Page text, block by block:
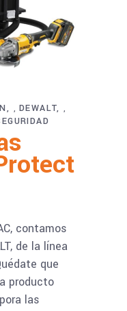
, DEWALT ,
contamos
de la línea
que
producto
las